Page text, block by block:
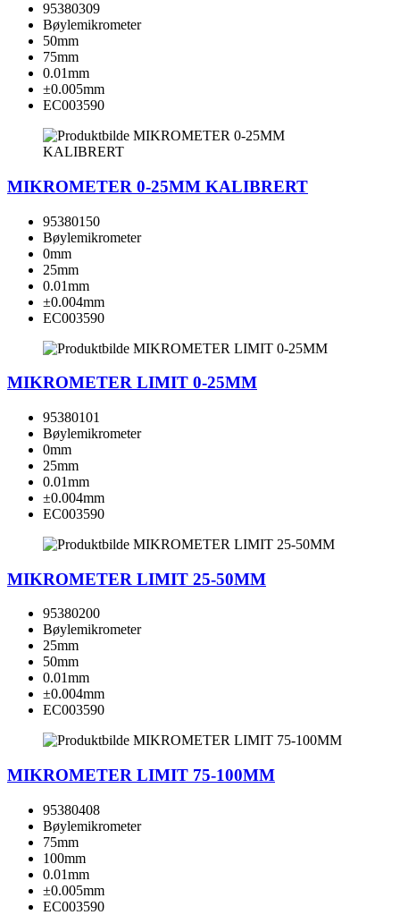
95380309
Bøylemikrometer
50mm
75mm
0.01mm
±0.005mm
EC003590
MIKROMETER 0-25MM KALIBRERT
95380150
Bøylemikrometer
0mm
25mm
0.01mm
±0.004mm
EC003590
MIKROMETER LIMIT 0-25MM
95380101
Bøylemikrometer
0mm
25mm
0.01mm
±0.004mm
EC003590
MIKROMETER LIMIT 25-50MM
95380200
Bøylemikrometer
25mm
50mm
0.01mm
±0.004mm
EC003590
MIKROMETER LIMIT 75-100MM
95380408
Bøylemikrometer
75mm
100mm
0.01mm
±0.005mm
EC003590